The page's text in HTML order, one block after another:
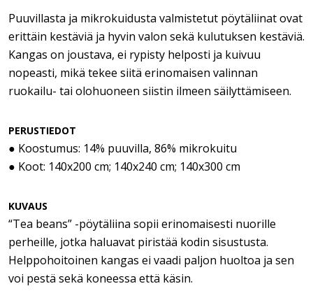
Puuvillasta ja mikrokuidusta valmistetut pöytäliinat ovat
erittäin kestäviä ja hyvin valon sekä kulutuksen kestäviä.
Kangas on joustava, ei rypisty helposti ja kuivuu
nopeasti, mikä tekee siitä erinomaisen valinnan
ruokailu- tai olohuoneen siistin ilmeen säilyttämiseen.
PERUSTIEDOT
● Koostumus: 14% puuvilla, 86% mikrokuitu
● Koot: 140x200 cm; 140x240 cm; 140x300 cm
KUVAUS
“Tea beans” -pöytäliina sopii erinomaisesti nuorille
perheille, jotka haluavat piristää kodin sisustusta.
Helppohoitoinen kangas ei vaadi paljon huoltoa ja sen
voi pestä sekä koneessa että käsin.